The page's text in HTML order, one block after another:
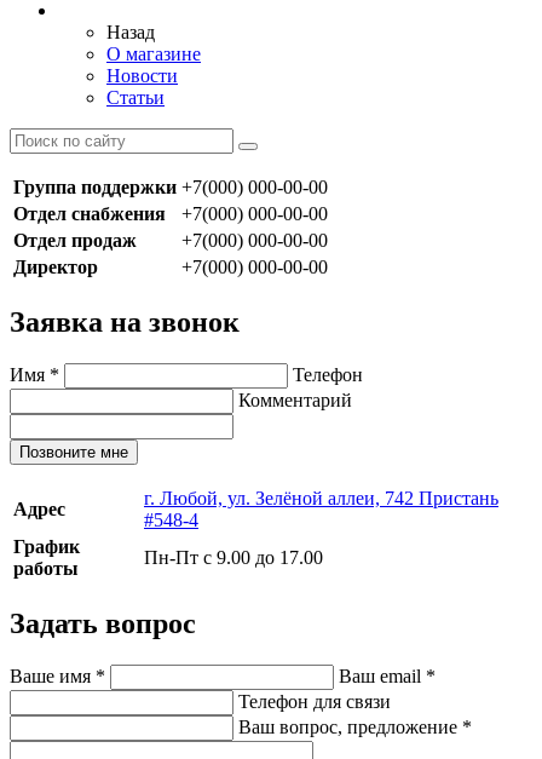
Назад
О магазине
Новости
Статьи
Группа поддержки +7(000) 000-00-00
Отдел снабжения
+7(000) 000-00-00
Отдел продаж
+7(000) 000-00-00
Директор
+7(000) 000-00-00
Заявка на звонок
Имя *
Телефон
Комментарий
Позвоните мне
Адрес
г. Любой, ул. Зелёной аллеи, 742 Пристань
#548-4
График
работы
Пн-Пт с 9.00 до 17.00
Задать вопрос
Ваше имя * Ваш email *
Телефон для связи
Ваш вопрос, предложение *